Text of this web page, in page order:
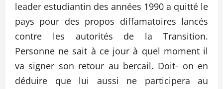
leader estudiantin des années 1990 a quitté le
pays pour des propos diffamatoires lancés
contre les autorités de la Transition.
Personne ne sait à ce jour à quel moment il
va signer son retour au bercail. Doit- on en
déduire que lui aussi ne participera au